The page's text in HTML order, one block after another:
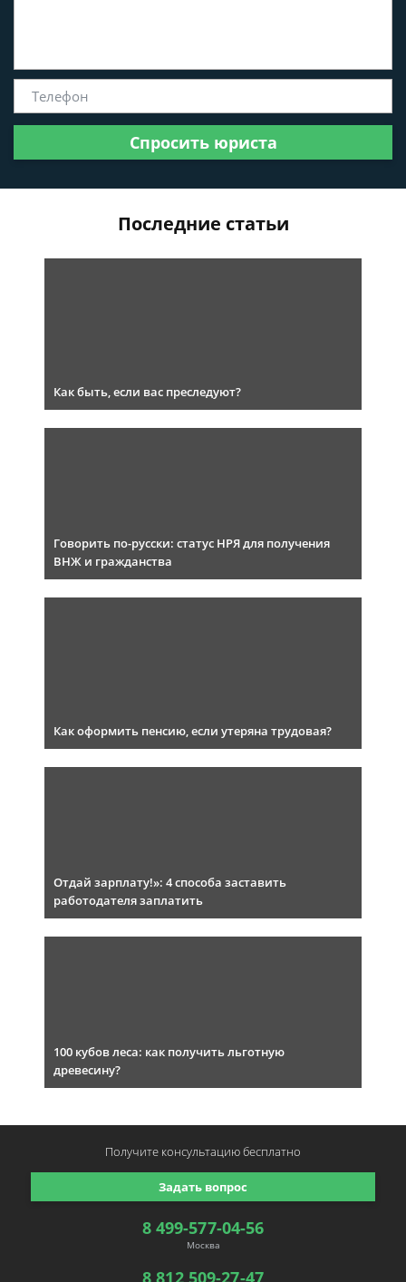
Спросить юриста
Последние статьи
Как быть, если вас преследуют?
Говорить по-русски: статус НРЯ для получения
ВНЖ и гражданства
Как оформить пенсию, если утеряна трудовая?
Отдай зарплату!»: 4 способа заставить
работодателя заплатить
100 кубов леса: как получить льготную
древесину?
8 499-577-04-56
Москва
Задать вопрос
Получите консультациюбесплатно